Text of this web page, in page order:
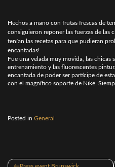
Hechos a mano con frutas frescas de
consiguieron reponer las fuerzas de las
tenían las recetas para que pudieran
encantadas!
Fue una velada muy movida, las chicas
entrenamiento y las fluorescentes
encantada de poder ser partícipe de
con el magnífico soporte de Nike.
Posted in General
Navegación